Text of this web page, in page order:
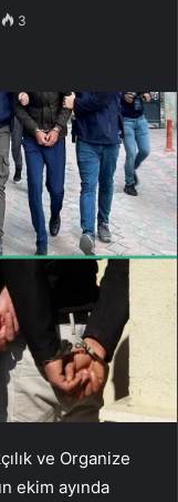
3
ve Organize
ekim ayında